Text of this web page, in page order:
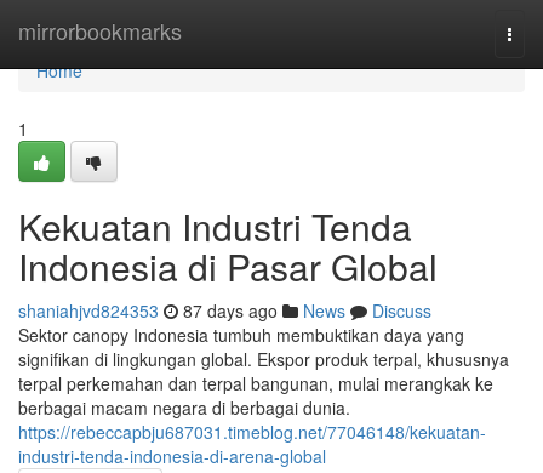
mirrorbookmarks
Home
Home
1
Kekuatan Industri Tenda
Indonesia di Pasar Global
shaniahjvd824353 87 days ago News
Discuss
Sektor canopy Indonesia tumbuh membuktikan daya yang
signifikan di lingkungan global. Ekspor produk terpal, khususnya
terpal perkemahan dan terpal bangunan, mulai merangkak ke
berbagai macam negara di berbagai dunia.
https://rebeccapbju687031.timeblog.net/77046148/kekuatan-
industri-tenda-indonesia-di-arena-global